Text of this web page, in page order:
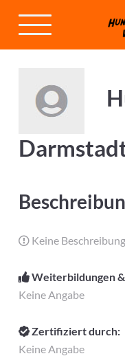
Keine
Weiterbildungen
Keine Angabe
Zertifiziert durch:
Keine Angabe